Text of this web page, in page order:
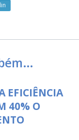
EFICIÊNCIA
40% O